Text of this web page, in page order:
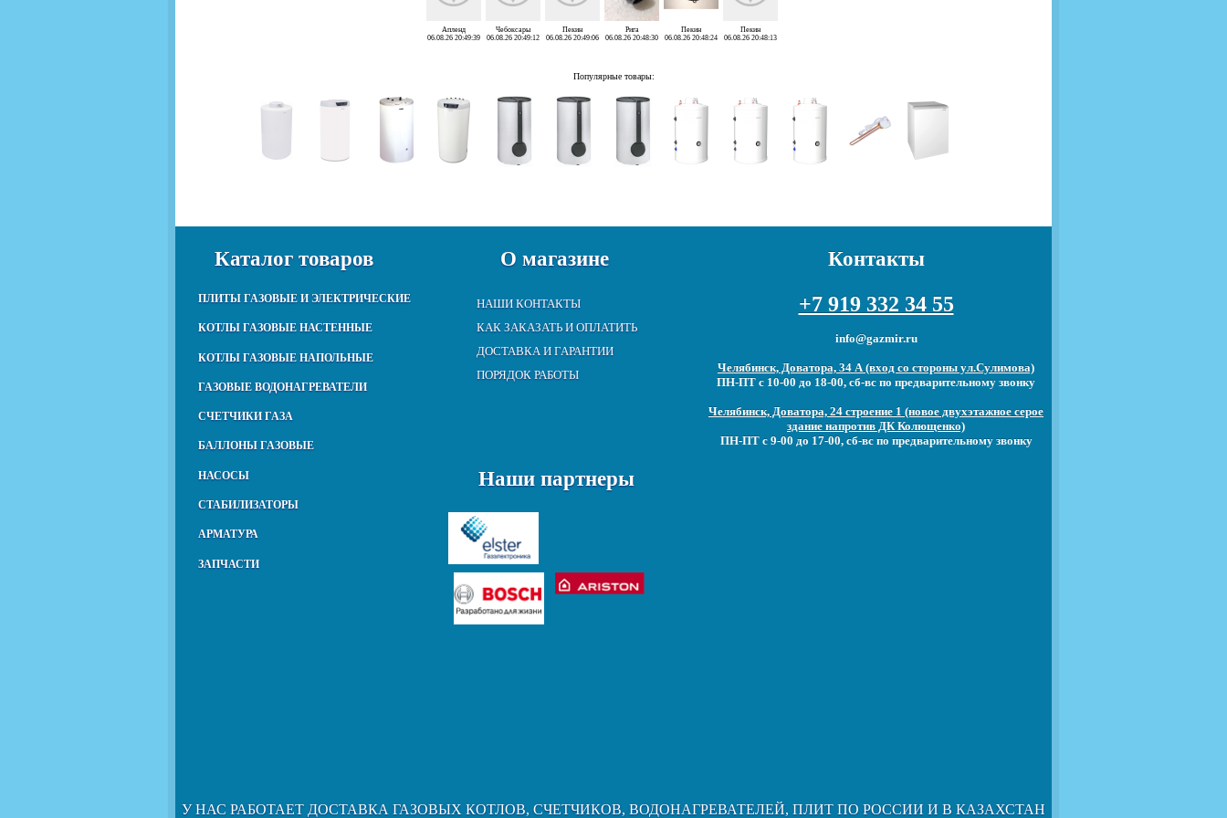
Апленд
06.08.26 20:49:39
Чебоксары
06.08.26 20:49:12
Пекин
06.08.26 20:49:06
Рига
06.08.26 20:48:30
Пекин
06.08.26 20:48:24
Пекин
06.08.26 20:48:13
Популярные товары:
Каталог товаров
ПЛИТЫ ГАЗОВЫЕ И ЭЛЕКТРИЧЕСКИЕ
КОТЛЫ ГАЗОВЫЕ НАСТЕННЫЕ
КОТЛЫ ГАЗОВЫЕ НАПОЛЬНЫЕ
ГАЗОВЫЕ ВОДОНАГРЕВАТЕЛИ
СЧЕТЧИКИ ГАЗА
БАЛЛОНЫ ГАЗОВЫЕ
НАСОСЫ
СТАБИЛИЗАТОРЫ
АРМАТУРА
ЗАПЧАСТИ
О магазине
НАШИ КОНТАКТЫ
КАК ЗАКАЗАТЬ И ОПЛАТИТЬ
ДОСТАВКА И ГАРАНТИИ
ПОРЯДОК РАБОТЫ
Наши партнеры
Контакты
+7 919 332 34 55
info@gazmir.ru
Челябинск, Доватора, 34 А (вход со стороны ул.Сулимова)
ПН-ПТ с 10-00 до 18-00, сб-вс по предварительному звонку
Челябинск, Доватора, 24 строение 1 (новое двухэтажное серое
здание напротив ДК Колющенко)
ПН-ПТ с 9-00 до 17-00, сб-вс по предварительному звонку
У НАС РАБОТАЕТ ДОСТАВКА ГАЗОВЫХ КОТЛОВ, СЧЕТЧИКОВ, ВОДОНАГРЕВАТЕЛЕЙ, ПЛИТ ПО РОССИИ И В КАЗАХСТАН